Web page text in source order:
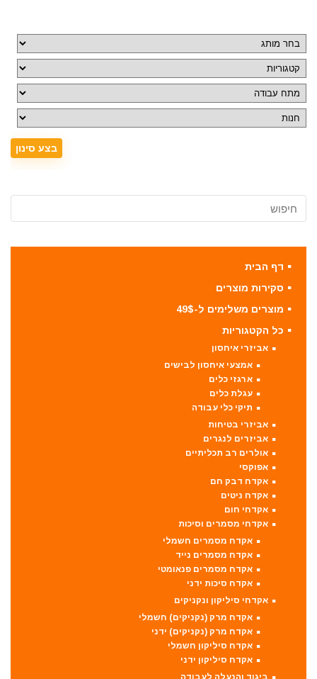
דף הבית
סקירות מוצרים
מוצרים משלימים ל-49$
כל הקטגוריות
אביזרי איחסון
אמצעי איחסון לבישים
ארגזי כלים
עגלת כלים
תיקי כלי עבודה
אביזרי בטיחות
אביזרים לנגרים
אולרים רב תכליתיים
אפוקסי
אקדח דבק חם
אקדח ניטים
אקדחי חום
אקדחי מסמרים וסיכות
אקדח מסמרים חשמלי
אקדח מסמרים נייד
אקדח מסמרים פנאומטי
אקדח סיכות ידני
אקדחי סיליקון ונקניקים
אקדח מרק (נקניקים) חשמלי
אקדח מרק (נקניקים) ידני
אקדח סיליקון חשמלי
אקדח סיליקון ידני